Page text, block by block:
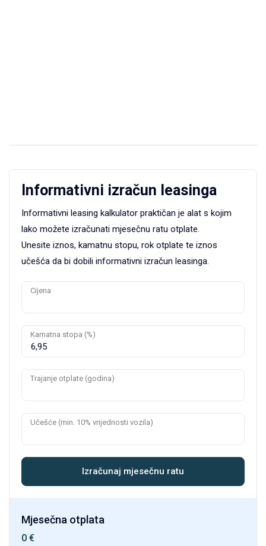
Informativni izračun leasinga
Informativni leasing kalkulator praktičan je alat s kojim
lako možete izračunati mjesečnu ratu otplate.
Unesite iznos, kamatnu stopu, rok otplate te iznos
učešća da bi dobili informativni izračun leasinga.
Cijena
Kamatna stopa (%)
Trajanje otplate (godina)
Učešće (min. 10% vrijednosti vozila)
Izračunaj mjesečnu ratu
Mjesečna otplata
0 €